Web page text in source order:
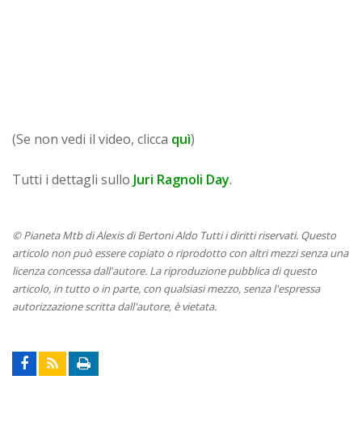
(Se non vedi il video, clicca quì)
Tutti i dettagli sullo Juri Ragnoli Day.
© Pianeta Mtb di Alexis di Bertoni Aldo Tutti i diritti riservati. Questo
articolo non può essere copiato o riprodotto con altri mezzi senza una
licenza concessa dall'autore. La riproduzione pubblica di questo
articolo, in tutto o in parte, con qualsiasi mezzo, senza l'espressa
autorizzazione scritta dall'autore, è vietata.